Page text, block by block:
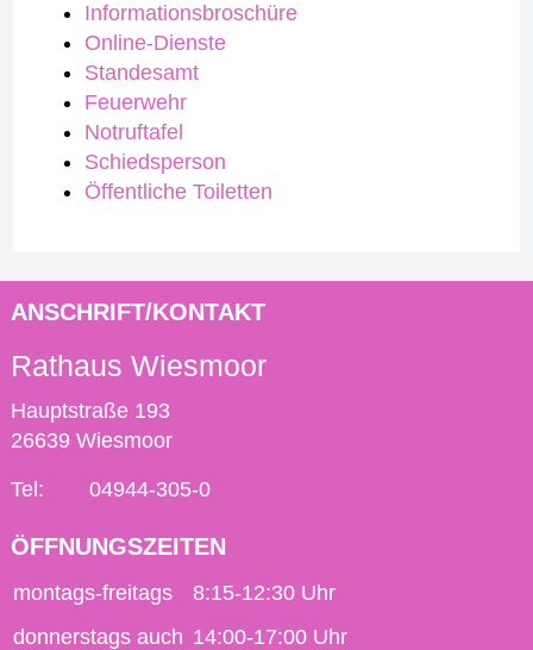
Informationsbroschüre
Online-Dienste
Standesamt
Feuerwehr
Notruftafel
Schiedsperson
Öffentliche Toiletten
ANSCHRIFT/KONTAKT
Rathaus Wiesmoor
Hauptstraße 193
26639 Wiesmoor
Tel: 04944-305-0
ÖFFNUNGSZEITEN
montags-freitags
8:15-12:30 Uhr
donnerstags auch 14:00-17:00 Uhr